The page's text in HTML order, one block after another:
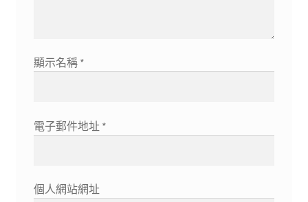
顯示名稱 *
電子郵件地址 *
個人網站網址